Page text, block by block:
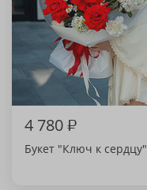
4 780₽
Букет "Ключ к сердцу"